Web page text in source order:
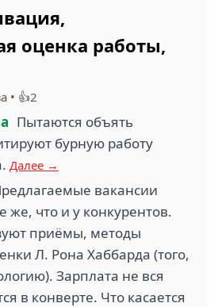
оценка работы,
• 👍2
Пытаются объять
бурную работу
Далее →
вакансии
же, что и у конкурентов.
приёмы, методы
Л. Рона Хаббарда (того,
Зарплата не вся
в конверте. Что касается